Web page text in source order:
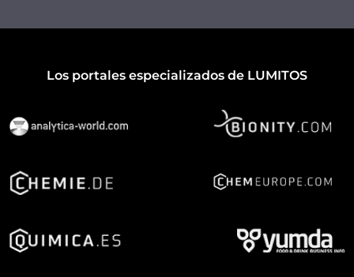
Los portales especializados de LUMITOS